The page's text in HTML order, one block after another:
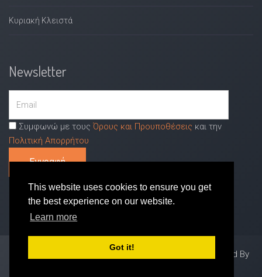
This website uses cookies to ensure you get
the best experience on our website.
Learn more
Got it!
Κυριακή Κλειστά
Newsletter
Συμφωνώ με τους Όρους και Προυποθέσεις και την
Πολιτική Απορρήτου
© 2026 iaxtenistialepou.gr All Rights Reserved. Designed By